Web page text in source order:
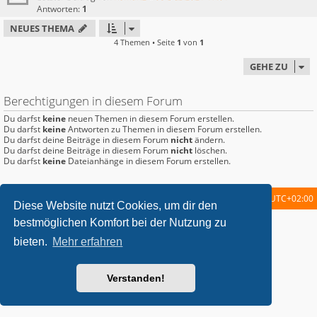
Diese Website nutzt Cookies, um dir den
bestmöglichen Komfort bei der Nutzung zu
bieten. Mehr erfahren
Verstanden!
Antworten: 1
NEUES THEMA
4 Themen • Seite 1 von 1
GEHE ZU
Berechtigungen in diesem Forum
Du darfst keine neuen Themen in diesem Forum erstellen.
Du darfst keineAntworten zu Themen in diesem Forum erstellen.
Du darfst deine Beiträge in diesem Forum nichtändern.
Du darfst deine Beiträge in diesem Forum nicht löschen.
Du darfst keine Dateianhänge in diesem Forum erstellen.
Startseite Foren-Übersicht UTC+02:00
metrolike style byEric SeguinUpdated for phpBB3.2 by
Powered by
Deutsche Übersetzung durch